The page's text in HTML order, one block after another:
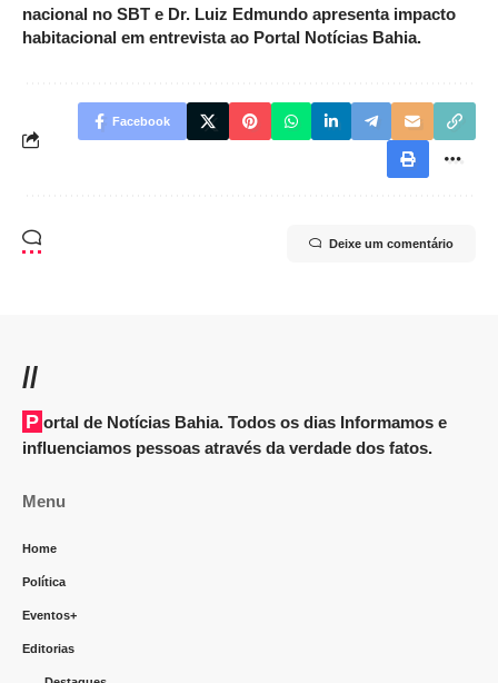
nacional no SBT e Dr. Luiz Edmundo apresenta impacto
habitacional em entrevista ao Portal Notícias Bahia.
Facebook
Deixe um comentário
//
Portal de Notícias Bahia. Todos os dias Informamos e
influenciamos pessoas através da verdade dos fatos.
Menu
Home
Política
Eventos+
Editorias